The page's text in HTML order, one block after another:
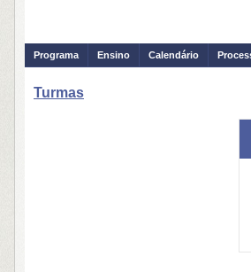
Programa Ensino Calendário
Turmas